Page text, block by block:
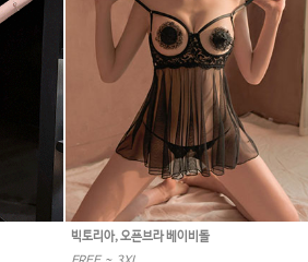
빅토리아, 오픈브라 베이비돌